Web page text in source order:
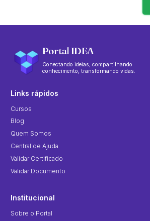
Portal IDEA
Conectando ideias, compartilhando
conhecimento, transformando vidas.
Links rápidos
Cursos
Blog
Quem Somos
Central de Ajuda
Validar Certificado
Validar Documento
Institucional
Sobre o Portal